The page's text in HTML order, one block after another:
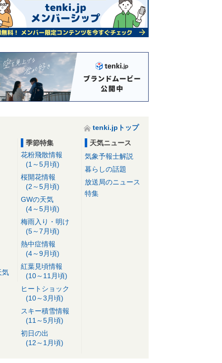
tenki.jpトップ
気
季節特集
花粉飛散情報
(1～5月頃)
桜開花情報
(2～5月頃)
GWの天気
(4～5月頃)
梅雨入り・明け
(5～7月頃)
熱中症情報
(4～9月頃)
紅葉見頃情報
(10～11月頃)
ヒートショック
(10～3月頃)
スキー積雪情報
(11～5月頃)
初日の出
(12～1月頃)
天気ニュース
気象予報士解説
暮らしの話題
放送局のニュース
特集